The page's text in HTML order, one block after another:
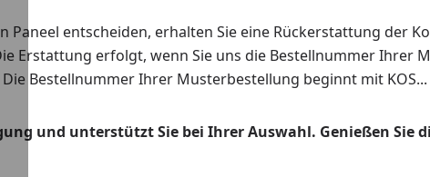
entscheiden, erhalten Sie eine Rückerstattung der
Erstattung erfolgt, wenn Sie uns die Bestellnummer Ihrer
Bestellnummer Ihrer Musterbestellung beginnt mit KOS...
und unterstützt Sie bei Ihrer Auswahl. Genießen Sie